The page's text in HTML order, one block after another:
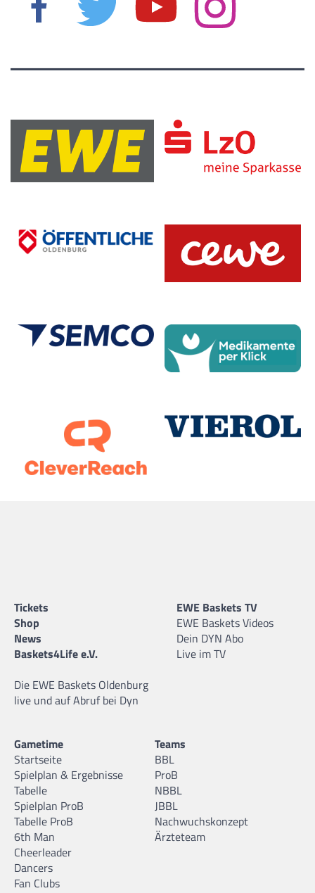
Tickets
Shop
News
Baskets4Life e.V.
Die EWE Baskets Oldenburg
live und auf Abruf bei Dyn
EWE Baskets TV
EWE Baskets Videos
Dein DYN Abo
Live im TV
Gametime
Startseite
Spielplan & Ergebnisse
Tabelle
Spielplan ProB
Tabelle ProB
6th Man
Cheerleader
Dancers
Fan Clubs
Teams
BBL
ProB
NBBL
JBBL
Nachwuchskonzept
Ärzteteam